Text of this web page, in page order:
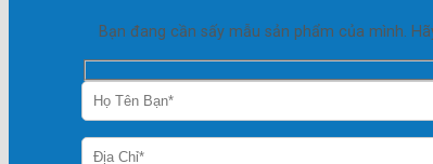
Bạn đang cần sấy mẫu sản phẩm của mình.